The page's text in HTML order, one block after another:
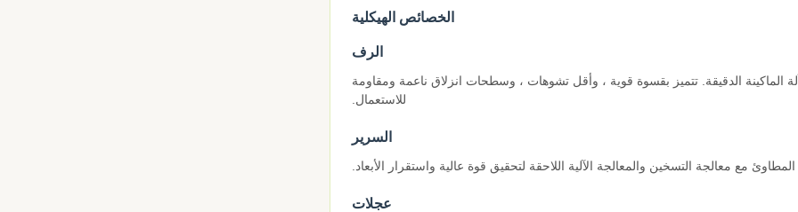
الخصائص الهيكلية
الرف
الدقيقة. تتميز بقسوة قوية ، وأقل تشوهات ، وسطحات انزلاق ناعمة ومقاومة
للاستعمال.
السرير
المطاوئ مع معالجة التسخين والمعالجة الآلية اللاحقة لتحقيق قوة عالية واستقرار الأبعاد.
عجلات